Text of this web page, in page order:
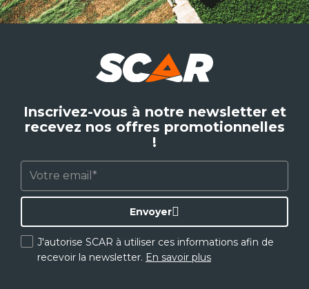
Inscrivez-vous à notre newsletter et
recevez nos offres promotionnelles
!
J'autorise SCAR à utiliser ces informations afin de
recevoir la newsletter. En savoir plus
Envoyer